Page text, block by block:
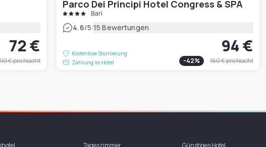
72 €
€pro Nacht
Parco Dei Principi Hotel Congress & SPA
Bari
4.6/5|15 Bewertungen
Kostenlose Stornierung
Zahlung im Hotel
94 €
-42% 160 €pro Nacht
Tageszimmer Günstiges Hotel